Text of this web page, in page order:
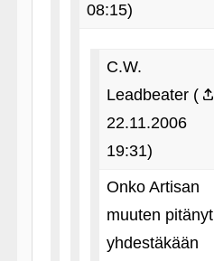
08:15)
C.W.
Leadbeater (
22.11.2006
19:31)
Onko Artisan
muuten pitänyt
yhdestäkään